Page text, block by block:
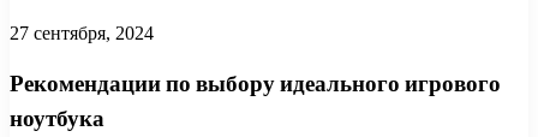
27 сентября, 2024
Рекомендации по выбору идеального игрового
ноутбука